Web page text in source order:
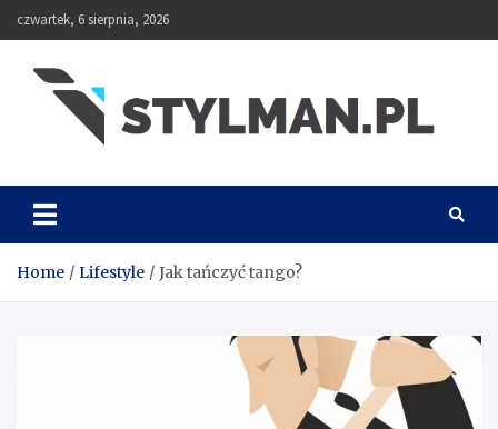
to
czwartek, 6 sierpnia, 2026
Stylman
Home Lifestyle Jak tańczyć tango?